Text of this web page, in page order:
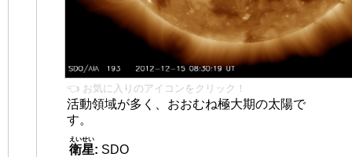
👈 お気に入りのアイコンをクリック！
活動領域が多く、おおむね極大期の太陽で
す。
衛星
えいせい
: SDO